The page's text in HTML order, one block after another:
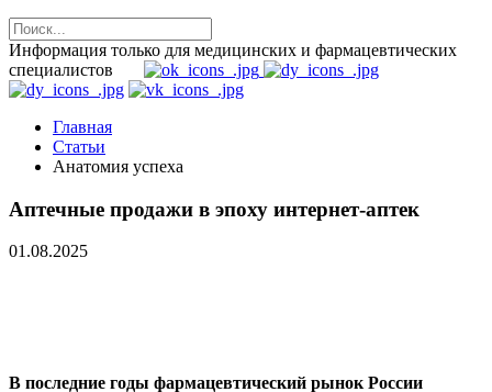
Информация только для медицинских и фармацевтических
специалистов
Главная
Статьи
Анатомия успеха
Аптечные продажи в эпоху интернет-аптек
01.08.2025
В последние годы фармацевтический рынок России